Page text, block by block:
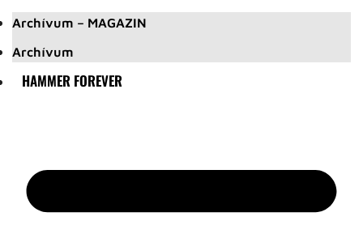
Archívum – MAGAZIN
Archívum
HAMMER FOREVER